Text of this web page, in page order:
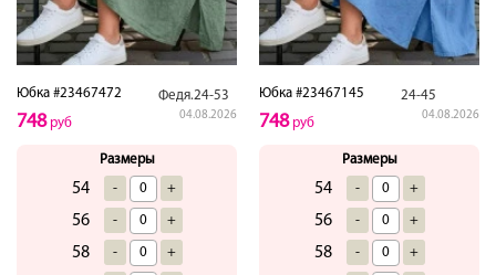
Юбка #23467472 Федя.24-53
04.08.2026
748руб
Размеры
54 - +
56 - +
58 - +
Юбка #23467145 24-45
04.08.2026
748руб
Размеры
54 - +
56 - +
58 - +